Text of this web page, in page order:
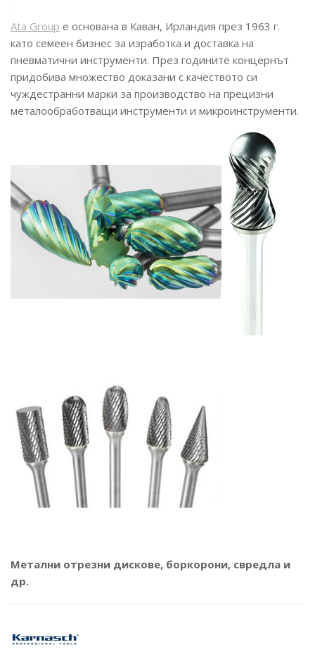
Ata Group e oснована в Каван, Ирландия през 1963 г.
като семеен бизнес за изработка и доставка на
пневматични инструменти. През годините концернът
придобива множество доказани с качеството си
чуждестранни марки за производство на прецизни
металообработващи инструменти и микроинструменти.
Метални отрезни дискове, боркорони, свредла и
др.